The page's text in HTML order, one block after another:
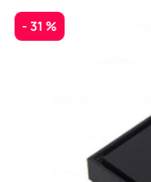
- 31 %